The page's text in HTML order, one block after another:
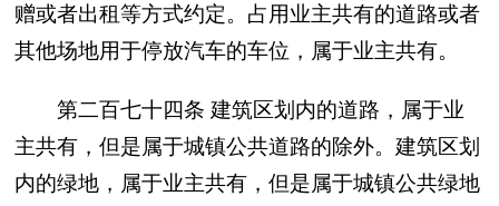
赠或者出租等方式约定。占用业主共有的道路或者
其他场地用于停放汽车的车位，属于业主共有。
第二百七十四条 建筑区划内的道路，属于业
主共有，但是属于城镇公共道路的除外。建筑区划
内的绿地，属于业主共有，但是属于城镇公共绿地